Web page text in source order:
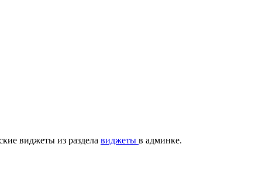
виджеты из раздела виджеты в админке.